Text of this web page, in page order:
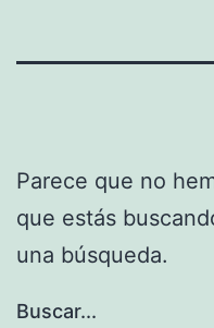
Parece que no
que estás
una búsqueda.
Buscar...